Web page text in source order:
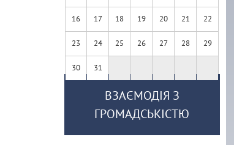
16 17 18 19 20 21 22
23 24 25 26 27 28 29
30 31
ВЗАЄМОДІЯ З
ГРОМАДСЬКІСТЮ